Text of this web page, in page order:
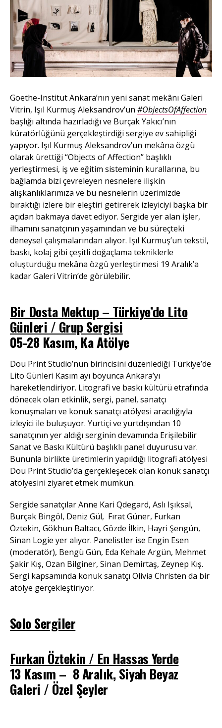
Goethe-Institut Ankara’nın yeni sanat mekânı Galeri
Vitrin, Işıl Kurmuş Aleksandrov’un #ObjectsOfAffection
başlığı altında hazırladığı ve Burçak Yakıcı’nın
küratörlüğünü gerçekleştirdiği sergiye ev sahipliği
yapıyor. Işıl Kurmuş Aleksandrov’un mekâna özgü
olarak ürettiği “Objects of Affection” başlıklı
yerleştirmesi, iş ve eğitim sisteminin kurallarına, bu
bağlamda bizi çevreleyen nesnelere ilişkin
alışkanlıklarımıza ve bu nesnelerin üzerimizde
bıraktığı izlere bir eleştiri getirerek izleyiciyi başka bir
açıdan bakmaya davet ediyor. Sergide yer alan işler,
ilhamını sanatçının yaşamından ve bu süreçteki
deneysel çalışmalarından alıyor. Işıl Kurmuş’un tekstil,
baskı, kolaj gibi çeşitli doğaçlama tekniklerle
oluşturduğu mekâna özgü yerleştirmesi 19 Aralık’a
kadar Galeri Vitrin’de görülebilir.
Bir Dosta Mektup – Türkiye’de Lito
Günleri / Grup Sergisi
05-28 Kasım, Ka Atölye
Dou Print Studio’nun birincisini düzenlediği Türkiye’de
Lito Günleri Kasım ayı boyunca Ankara’yı
hareketlendiriyor. Litografi ve baskı kültürü etrafında
dönecek olan etkinlik, sergi, panel, sanatçı
konuşmaları ve konuk sanatçı atölyesi aracılığıyla
izleyici ile buluşuyor. Yurtiçi ve yurtdışından 10
sanatçının yer aldığı serginin devamında Erişilebilir
Sanat ve Baskı Kültürü başlıklı panel duyurusu var.
Bununla birlikte üretimlerin yapıldığı litografi atölyesi
Dou Print Studio’da gerçekleşecek olan konuk sanatçı
atölyesini ziyaret etmek mümkün.
Sergide sanatçılar Anne Kari Qdegard, Aslı Işıksal,
Burçak Bingöl, Deniz Gül, Fırat Güner, Furkan
Öztekin, Gökhun Baltacı, Gözde İlkin, Hayri Şengün,
Sinan Logie yer alıyor. Panelistler ise Engin Esen
(moderatör), Bengü Gün, Eda Kehale Argün, Mehmet
Şakir Kış, Ozan Bilginer, Sinan Demirtaş, Zeynep Kış.
Sergi kapsamında konuk sanatçı Olivia Christen da bir
atölye gerçekleştiriyor.
Solo Sergiler
Furkan Öztekin / En Hassas Yerde
13 Kasım – 8 Aralık, Siyah Beyaz
Galeri / Özel Şeyler